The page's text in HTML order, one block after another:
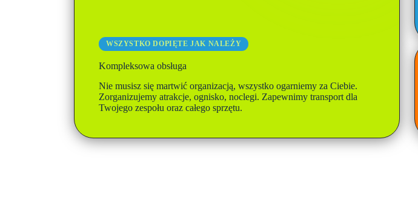
WSZYSTKO DOPIĘTE JAK NALEŻY
Kompleksowa obsługa
Nie musisz się martwić organizacją, wszystko ogarniemy za Ciebie.
Zorganizujemy atrakcje, ognisko, noclegi. Zapewnimy transport dla
Twojego zespołu oraz całego sprzętu.